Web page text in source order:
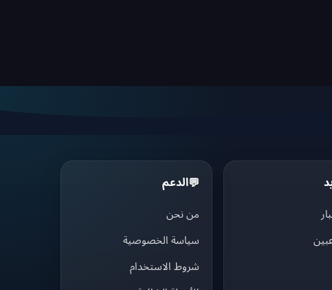
💬الدعم
من نحن
سياسة الخصوصية
شروط الاستخدام